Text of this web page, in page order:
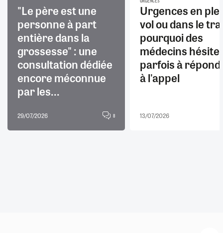
"Le père est une
personne à part
entière dans la
grossesse" : une
consultation dédiée
encore méconnue
par les...
29/07/2026 8
Urgences en
vol ou dans le
pourquoi des
médecins
parfois à
à l'appel
13/07/2026